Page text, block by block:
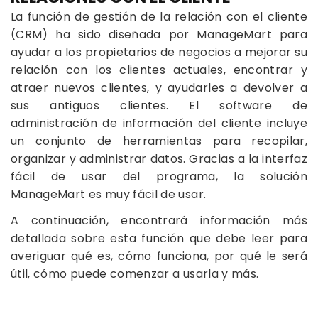
La función de gestión de la relación con el cliente
(CRM) ha sido diseñada por ManageMart para
ayudar a los propietarios de negocios a mejorar su
relación con los clientes actuales, encontrar y
atraer nuevos clientes, y ayudarles a devolver a
sus antiguos clientes. El software de
administración de información del cliente incluye
un conjunto de herramientas para recopilar,
organizar y administrar datos. Gracias a la interfaz
fácil de usar del programa, la solución
ManageMart es muy fácil de usar.
A continuación, encontrará información más
detallada sobre esta función que debe leer para
averiguar qué es, cómo funciona, por qué le será
útil, cómo puede comenzar a usarla y más.